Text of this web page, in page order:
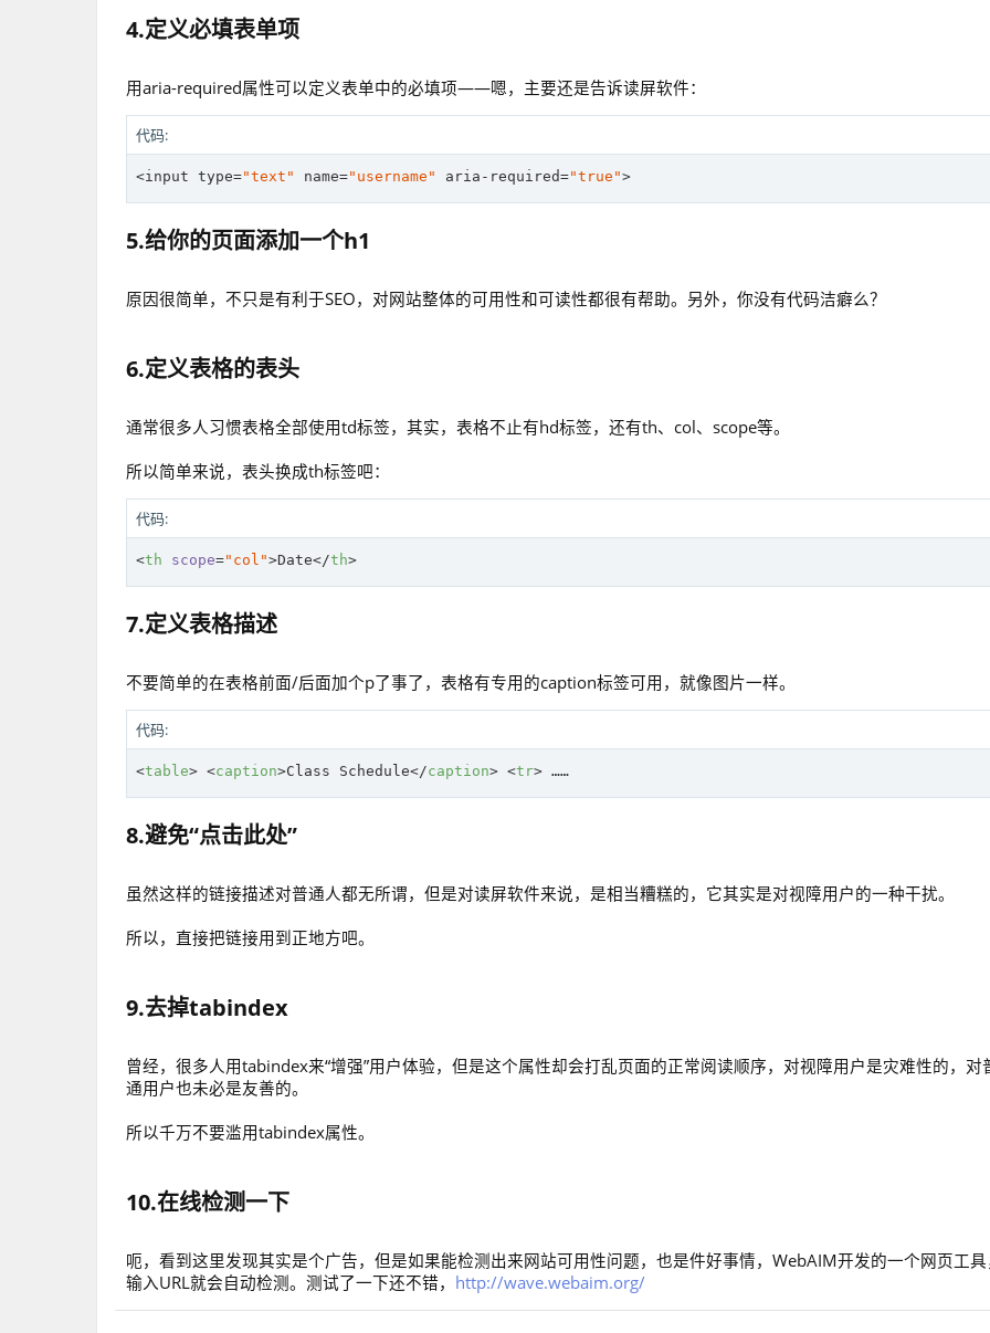
4.定义必填表单项
用aria-required属性可以定义表单中的必填项——嗯，主要还是告诉读屏软件：
代码:
<input type="text" name="username" aria-required="true"
5.给你的页面添加一个h1
原因很简单，不只是有利于SEO，对网站整体的可用性和可读性都很有帮助。另外，你没有代码洁癖么？
6.定义表格的表头
通常很多人习惯表格全部使用td标签，其实，表格不止有hd标签，还有th、col、scope等。
所以简单来说，表头换成th标签吧：
代码:
<th scope="col">Date</th>
7.定义表格描述
不要简单的在表格前面/后面加个p了事了，表格有专用的caption标签可用，就像图片一样。
代码:
<table> <caption>Class Schedule</caption> <tr>
8.避免“点击此处”
虽然这样的链接描述对普通人都无所谓，但是对读屏软件来说，是相当糟糕的，它其实是对视障用户的一种干扰。
所以，直接把链接用到正地方吧。
9.去掉tabindex
曾经，很多人用tabindex来“增强”用户体验，但是这个属性却会打乱页面的正常阅读顺序，对视障用户是灾难性的，对
通用户也未必是友善的。
所以千万不要滥用tabindex属性。
10.在线检测一下
呃，看到这里发现其实是个广告，但是如果能检测出来网站可用性问题，也是件好事情，WebAIM开发的一个网页工
输入URL就会自动检测。测试了一下还不错， http://wave.webaim.org/